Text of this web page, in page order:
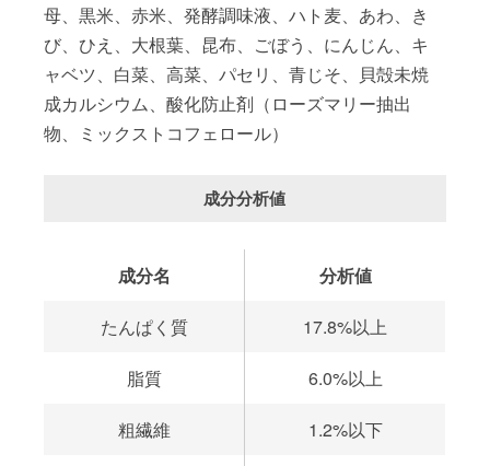
母、黒米、赤米、発酵調味液、ハト麦、あわ、き
び、ひえ、大根葉、昆布、ごぼう、にんじん、キ
ャベツ、白菜、高菜、パセリ、青じそ、貝殻未焼
成カルシウム、酸化防止剤（ローズマリー抽出
物、ミックストコフェロール）
成分分析値
成分名 分析値
たんぱく質 17.8%以上
脂質 6.0%以上
粗繊維 1.2%以下